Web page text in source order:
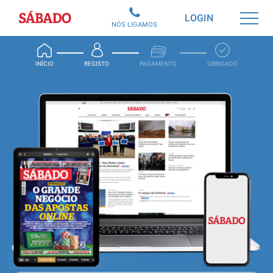
Sábado
INÍCIO REGISTO PAGAMENTO OBRIGADO
LOGIN
NÓS LIGAMOS